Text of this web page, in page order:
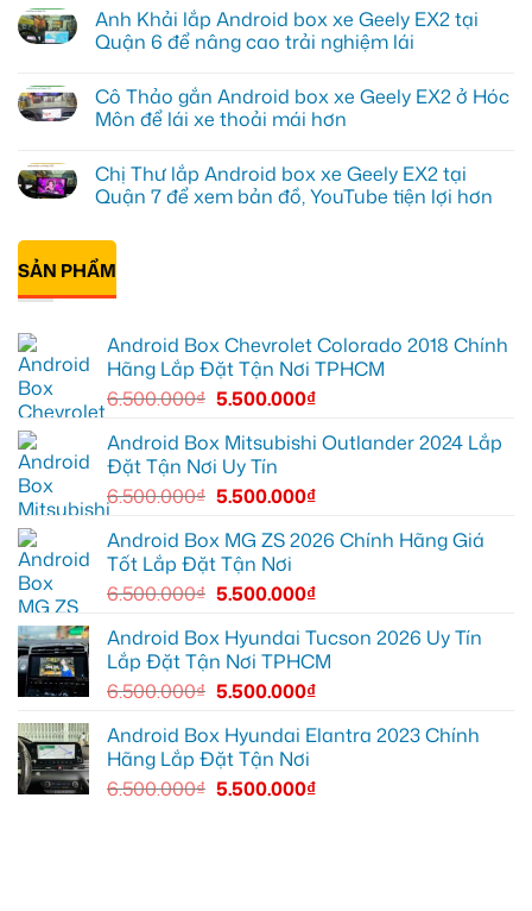
lắp
Android
Box
EX2
tại
Quận
xem
Youtube
bình
luận
ở
lắp
Android
box
EX2
tại
Quận
Vấp
xem
YouTube
và
Anh Khải lắp Android box xe Geely EX2 tại
Quận 6 để nâng cao trải nghiệm lái
bình
luận
ở
lắp
Android
box
Geely
EX2
tại
Quận
6
cao
trải
nghiệm
Cô Thảo gắn Android box xe Geely EX2 ở Hóc
Môn để lái xe thoải mái hơn
bình
luận
ở
Thảo
gắn
Android
box
xe
Hóc
Môn
lái
xe
thoải
mái
hơn
Chị Thư lắp Android box xe Geely EX2 tại
Quận 7 để xem bản đồ, YouTube tiện lợi hơn
có
luận
ở
Chị
Android
box
Geely
EX2
tại
Quận
để
bản
đồ,
YouTube
tiện
lợi
hơn
SẢN PHẨM
Android Box Chevrolet Colorado 2018 Chính
Hãng Lắp Đặt Tận Nơi TPHCM
6.500.000₫ 5.500.000₫
Android Box Mitsubishi Outlander 2024 Lắp
Đặt Tận Nơi Uy Tín
6.500.000₫ 5.500.000₫
Android Box MG ZS 2026 Chính Hãng Giá
Tốt Lắp Đặt Tận Nơi
6.500.000₫ 5.500.000₫
Android Box Hyundai Tucson 2026 Uy Tín
Lắp Đặt Tận Nơi TPHCM
6.500.000₫ 5.500.000₫
Android Box Hyundai Elantra 2023 Chính
Hãng Lắp Đặt Tận Nơi
6.500.000₫ 5.500.000₫